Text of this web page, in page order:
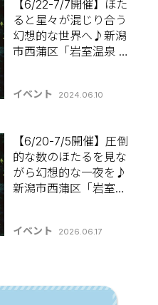
【6/22-7/7開催】ほた
ると星々が混じり合う
幻想的な世界へ♪新潟
市西蒲区「岩室温泉 冬
夏祭り特集2024】
イベント 2024.06.10
【6/20-7/5開催】圧倒
的な数のほたるを見な
がら幻想的な一夜を♪
新潟市西蒲区「岩室温
祭り特集2026】
イベント 2026.06.17